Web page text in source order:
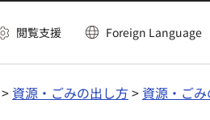
閲覧支援 Foreign Language
> 資源・ごみの出し方 > 資源・ごみ